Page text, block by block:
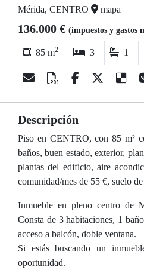
Mérida, CENTRO mapa
136.000 € (impuestos y gastos
85 m2 3 1
Descripción
Piso en CENTRO, con 85 m²
baños, buen estado, exterior,
plantas del edificio, aire
comunidad/mes de 55 €, suelo
Inmueble en pleno centro de
Consta de 3 habitaciones, 1
acceso a balcón, doble ventana.
Si estás buscando un
oportunidad.